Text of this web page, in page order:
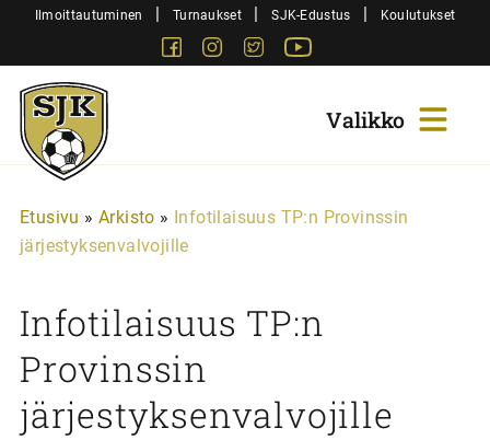
SiirryIlmoittautuminen | Turnaukset | SJK-Edustus | Koulutukset
FacebookInstagram
Twitter
Sjk-
Juniorit
Etusivu » Arkisto » Infotilaisuus TP:n Provinssin
järjestyksenvalvojille
Infotilaisuus TP:n
Provinssin
järjestyksenvalvojille